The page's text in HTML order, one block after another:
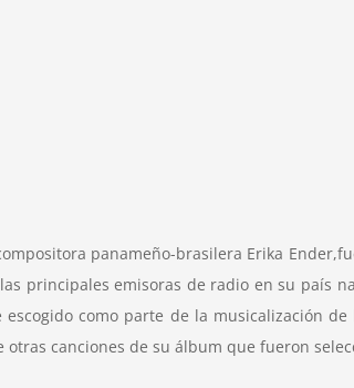
panameño-brasilera Erika
principales emisoras de radio en su país
como parte de la musicalización
canciones de su álbum que fueron